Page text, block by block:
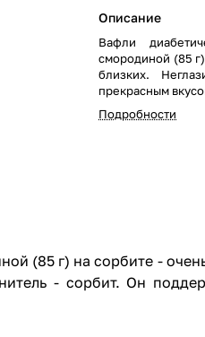
Описание
Вафли
смородиной (85
близких.
прекрасным
Подробности
(85 г) на сорбите -
- сорбит. Он